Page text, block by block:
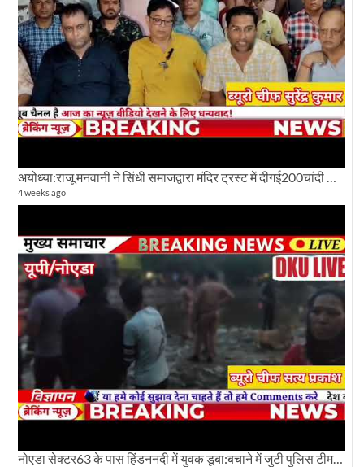
4 weeks ago
नोएडा सेक्टर63 के पास हिंडननदी में युवक डूबा:बचाने में जुटी पुलिस टीम: देखिए पूरी ग्राउंड रिपोर्टिंग